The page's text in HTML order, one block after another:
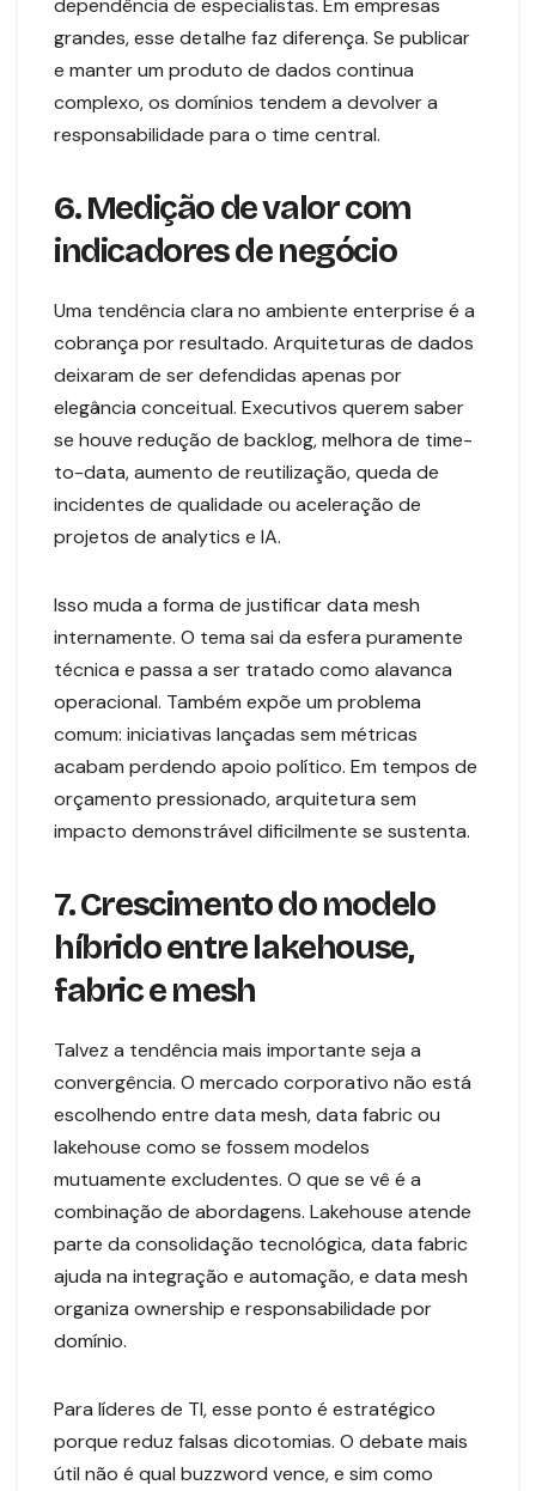
dependência de especialistas. Em empresas
grandes, esse detalhe faz diferença. Se publicar
e manter um produto de dados continua
complexo, os domínios tendem a devolver a
responsabilidade para o time central.
6. Medição de valor com
indicadores de negócio
Uma tendência clara no ambiente enterprise é a
cobrança por resultado. Arquiteturas de dados
deixaram de ser defendidas apenas por
elegância conceitual. Executivos querem saber
se houve redução de backlog, melhora de time-
to-data, aumento de reutilização, queda de
incidentes de qualidade ou aceleração de
projetos de analytics e IA.
Isso muda a forma de justificar data mesh
internamente. O tema sai da esfera puramente
técnica e passa a ser tratado como alavanca
operacional. Também expõe um problema
comum: iniciativas lançadas sem métricas
acabam perdendo apoio político. Em tempos de
orçamento pressionado, arquitetura sem
impacto demonstrável dificilmente se sustenta.
7. Crescimento do modelo
híbrido entre lakehouse,
fabric e mesh
Talvez a tendência mais importante seja a
convergência. O mercado corporativo não está
escolhendo entre data mesh, data fabric ou
lakehouse como se fossem modelos
mutuamente excludentes. O que se vê é a
combinação de abordagens. Lakehouse atende
parte da consolidação tecnológica, data fabric
ajuda na integração e automação, e data mesh
organiza ownership e responsabilidade por
domínio.
Para líderes de TI, esse ponto é estratégico
porque reduz falsas dicotomias. O debate mais
útil não é qual buzzword vence, e sim como